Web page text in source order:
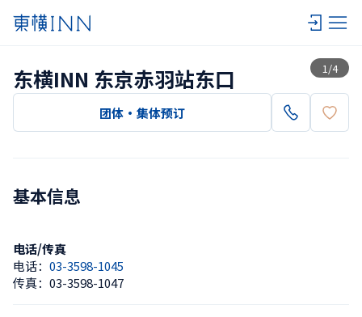
1 /4
查看一览
东横INN 东京赤羽站东口
团体・集体预订
基本信息
电话/传真
电话： 03-3598-1045
传真： 03-3598-1047